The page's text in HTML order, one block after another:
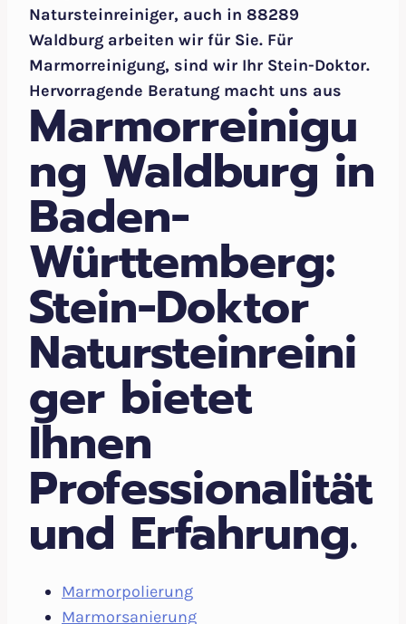
Natursteinreiniger, auch in 88289
Waldburg arbeiten wir für Sie. Für
Marmorreinigung, sind wir Ihr Stein-Doktor.
Hervorragende Beratung macht uns aus
Marmorreinigu
ng Waldburg in
Baden-
Württemberg:
Stein-Doktor
Natursteinreini
ger bietet
Ihnen
Professionalität
und Erfahrung.
Marmorpolierung
Marmorsanierung